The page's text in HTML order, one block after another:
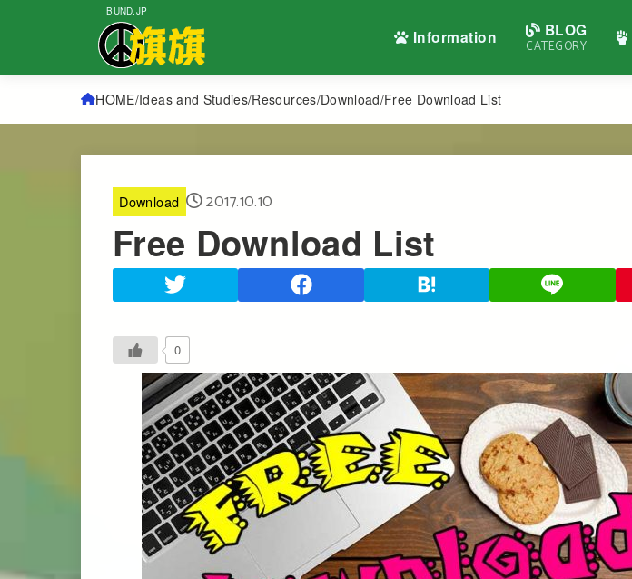
BUND.JP
Information BLOG
CATEGORY
HOME Ideas and Studies Resources Download Free Download List
Download 2017.10.10
Free Download List
0